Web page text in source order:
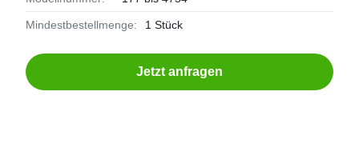
Mindestbestellmenge: 1 Stück
Jetzt anfragen